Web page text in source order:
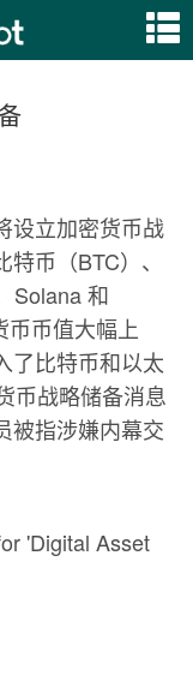
设立加密货币战
币（BTC）、
Solana 和
币值大幅上
了比特币和以太
币战略储备消息
被指涉嫌内幕交
'Digital Asset